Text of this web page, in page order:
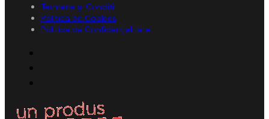
Termene și Condiții
Politica de Cookies
Politica de Confidențialitate